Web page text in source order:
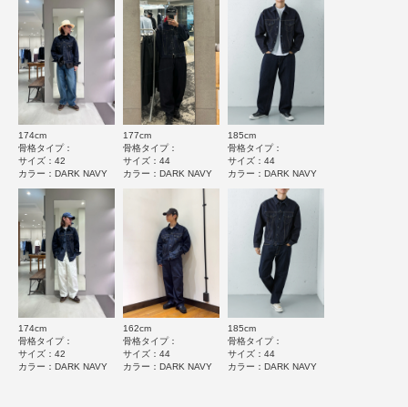
DARK NAVY : 185cm(44)
カテゴリ アウター デニムジャケット
タイプ
★4
★3
★ 2
★1
レビューはありません。
174cm
骨格タイプ：
サイズ：42
カラー：DARK NAVY
174cm
骨格タイプ：
サイズ：42
カラー：DARK NAVY
177cm
骨格タイプ：
サイズ：44
カラー：DARK NAVY
162cm
骨格タイプ：
サイズ：44
カラー：DARK NAVY
185cm
骨格タイプ：
サイズ：44
カラー：DARK NAVY
185cm
骨格タイプ：
サイズ：44
カラー：DARK NAVY